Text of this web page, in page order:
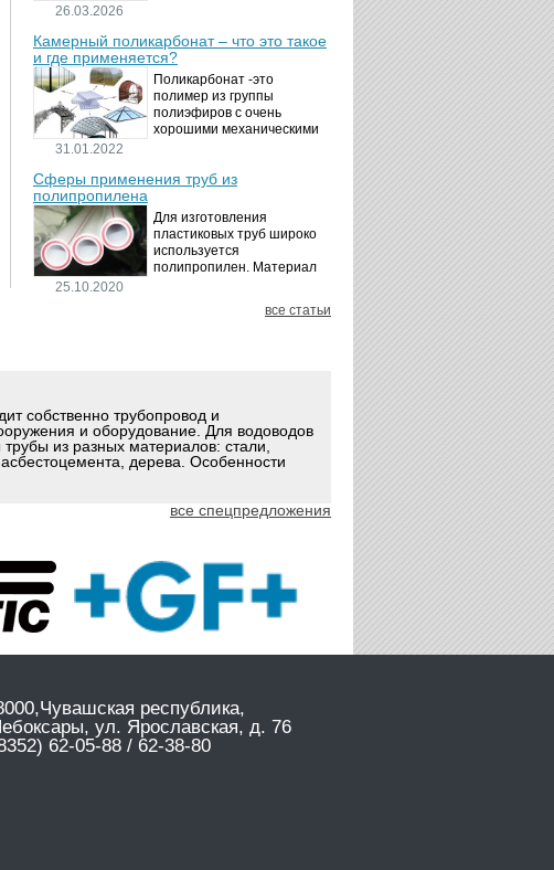
26.03.2026
безопасности
технологических процессов.
Металлорукава
представляют собой
универсальные...
Камерный поликарбонат – что это такое
и где применяется?
31.01.2022
Поликарбонат -это
полимер из группы
полиэфиров с очень
хорошими механическими
аморфный, с хорошей
высокой прозрачностью
материал идеально
подходит для...
Сферы применения труб из
полипропилена
25.10.2020
Для изготовления
пластиковых труб широко
используется
полипропилен. Материал
невосприимчив к коррозии,
все статьи
собственно трубопровод и
и оборудование. Для водоводов
из разных материалов: стали,
дерева. Особенности
все спецпредложения
республика,
ул. Ярославская, д. 76
62-05-88 / 62-38-80